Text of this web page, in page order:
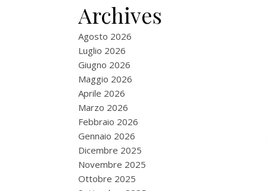
Archives
Agosto 2026
Luglio 2026
Giugno 2026
Maggio 2026
Aprile 2026
Marzo 2026
Febbraio 2026
Gennaio 2026
Dicembre 2025
Novembre 2025
Ottobre 2025